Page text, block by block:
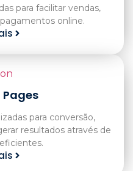
para facilitar vendas,
online.
para conversão,
resultados através de